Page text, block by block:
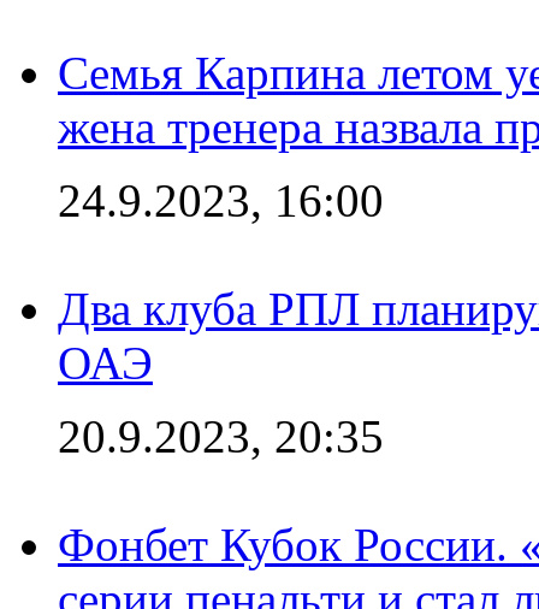
Семья Карпина летом
жена тренера назвала
24.9.2023, 16:00
Два клуба РПЛ
ОАЭ
20.9.2023, 20:35
Фонбет Кубок России.
серии пенальти и стал